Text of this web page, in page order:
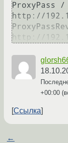
ProxyPass /
http://
+00:00
Ссылка
←